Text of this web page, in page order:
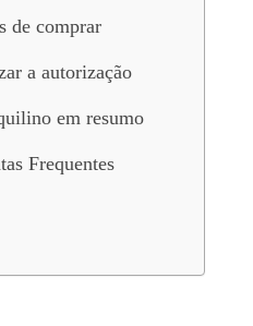
de comprar
a autorização
em resumo
Frequentes